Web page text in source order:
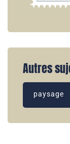
Autres
paysage